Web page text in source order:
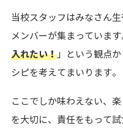
当校スタッフはみなさん
メンバーが集まっています
入れたい！」という観点
シピを考えてまいります。
ここでしか味わえない、
を大切に、責任をもって